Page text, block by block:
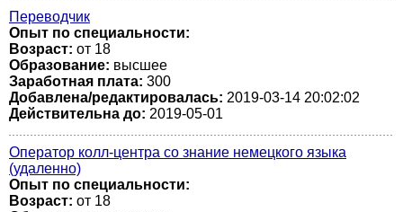
Переводчик
Опыт по специальности:
Возраст: от 18
Образование: высшее
Заработная плата: 300
Добавлена/редактировалась: 2019-03-14 20:02:02
Действительна до: 2019-05-01
Оператор колл-центра со знание немецкого языка
(удаленно)
Опыт по специальности:
Возраст: от 18